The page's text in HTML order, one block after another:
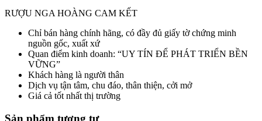
RƯỢU NGA HOÀNG CAM KẾT
Chỉ bán hàng chính hãng, có đầy đủ giấy tờ chứng minh
nguồn gốc, xuất xứ
Quan điểm kinh doanh: “UY TÍN ĐỂ PHÁT TRIỂN BỀN
VỮNG”
Khách hàng là người thân
Dịch vụ tận tâm, chu đáo, thân thiện, cởi mở
Giá cả tốt nhất thị trường
Sản phẩm tương tự